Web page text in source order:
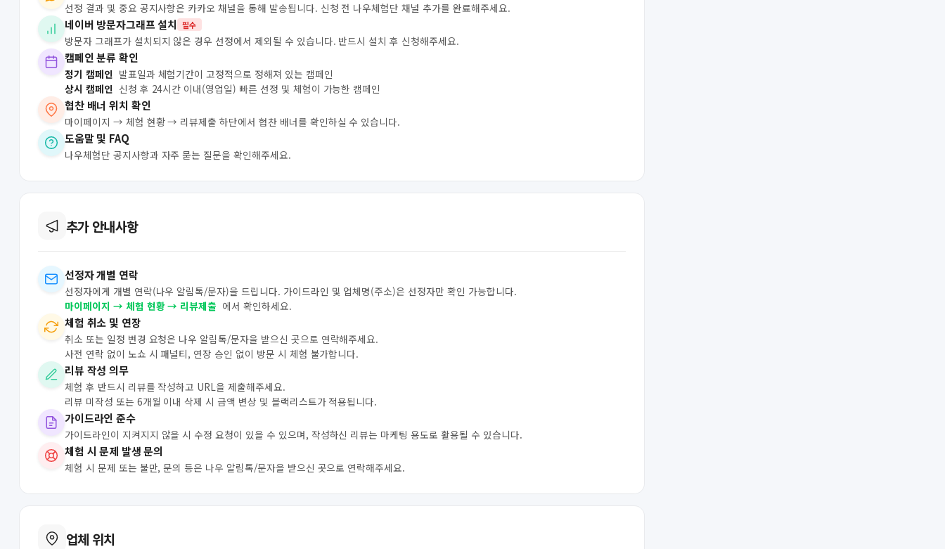
선정 결과 및 중요 공지사항은 카카오 채널을 통해 발송됩니다. 신청 전 나우체험단 채널 추가를 완료해주세요.
네이버 방문자그래프 설치 필수
방문자 그래프가 설치되지 않은 경우 선정에서 제외될 수 있습니다. 반드시 설치 후 신청해주세요.
캠페인 분류 확인
정기 캠페인 발표일과 체험기간이 고정적으로 정해져 있는 캠페인
상시 캠페인 신청 후 24시간 이내(영업일) 빠른 선정 및 체험이 가능한 캠페인
협찬 배너 위치 확인
마이페이지 → 체험 현황 → 리뷰제출 하단에서 협찬 배너를 확인하실 수 있습니다.
도움말 및 FAQ
나우체험단 공지사항과 자주 묻는 질문을 확인해주세요.
추가 안내사항
선정자 개별 연락
선정자에게 개별 연락(나우 알림톡/문자)을 드립니다. 가이드라인 및 업체명(주소)은 선정자만 확인 가능합니다.
마이페이지 → 체험 현황 → 리뷰제출 에서 확인하세요.
체험 취소 및 연장
취소 또는 일정 변경 요청은 나우 알림톡/문자을 받으신 곳으로 연락해주세요.
사전 연락 없이 노쇼 시 패널티, 연장 승인 없이 방문 시 체험 불가합니다.
리뷰 작성 의무
체험 후 반드시 리뷰를 작성하고 URL을 제출해주세요.
리뷰 미작성 또는 6개월 이내 삭제 시 금액 변상 및 블랙리스트가 적용됩니다.
가이드라인 준수
가이드라인이 지켜지지 않을 시 수정 요청이 있을 수 있으며, 작성하신 리뷰는 마케팅 용도로 활용될 수 있습니다.
체험 시 문제 발생 문의
체험 시 문제 또는 불만, 문의 등은 나우 알림톡/문자을 받으신 곳으로 연락해주세요.
업체 위치